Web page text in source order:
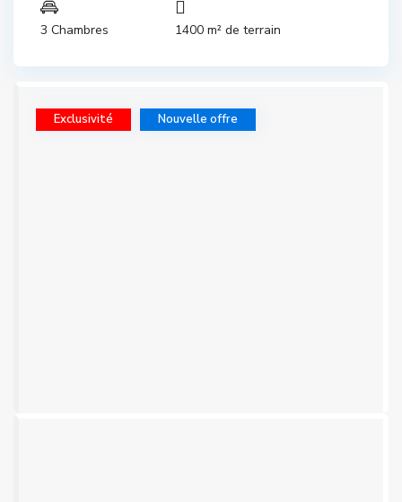
3 Chambres 1400 m² de terrain
Exclusivité Nouvelle offre